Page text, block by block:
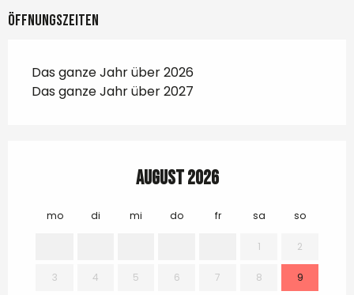
Öffnungszeiten
Das ganze Jahr über 2026
Das ganze Jahr über 2027
August 2026
mo di mi do fr sa so
1 2
3 4 5 6 7 8 9